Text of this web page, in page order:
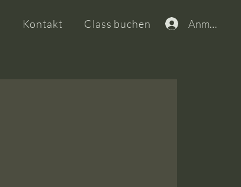
Kontakt Class buchen Anmelden